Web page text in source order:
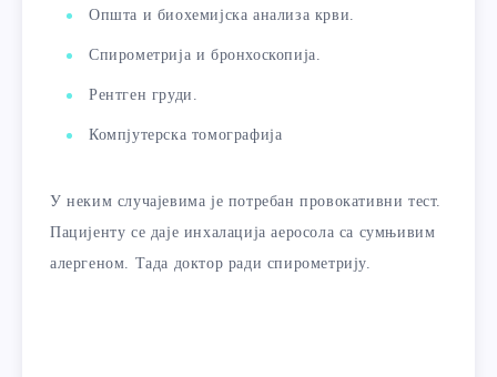
Општа и биохемијска анализа крви.
Спирометрија и бронхоскопија.
Рентген груди.
Компјутерска томографија
У неким случајевима је потребан провокативни тест.
Пацијенту се даје инхалација аеросола са сумњивим
алергеном. Тада доктор ради спирометрију.